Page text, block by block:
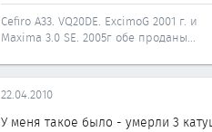
Cefiro A33. VQ20DE. ExcimoG 2001 г. и
Maxima 3.0 SE. 2005г обе проданы...
22.04.2010
У меня такое было - умерли 3